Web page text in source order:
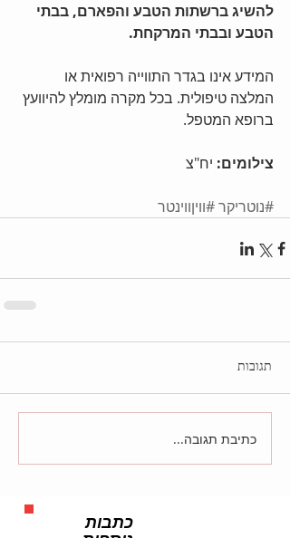
להשיג ברשתות הטבע והפארם, בבתי
הטבע ובבתי המרקחת.
המידע אינו בגדר התווייה רפואית או
המלצה טיפולית. בכל מקרה מומלץ להיוועץ
ברופא המטפל.
צילומים: יח"צ
#נוטריקר#וויןווינטר
תגובות
כתיבת תגובה...
כתבות